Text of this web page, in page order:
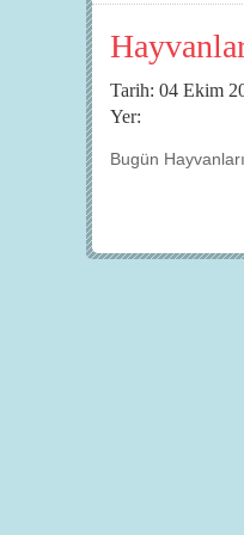
Tarih: 04 Ekim
Yer:
Bugün